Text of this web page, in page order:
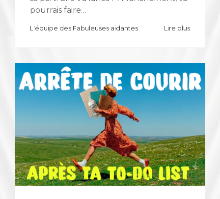
pourrais faire…
L'équipe des Fabuleuses aidantes Lire plus